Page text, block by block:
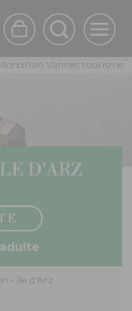
FRENCH
ENGLISH
Vannes tourisme
D'ARZ
- Île d'Arz